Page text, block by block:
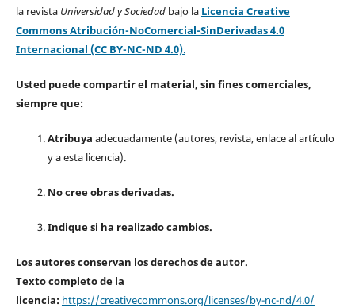
la revista Universidad y Sociedad bajo la Licencia Creative
Commons Atribución-NoComercial-SinDerivadas 4.0
Internacional (CC BY-NC-ND 4.0).
Usted puede compartir el material, sin fines comerciales,
siempre que:
Atribuya adecuadamente (autores, revista, enlace al artículo
y a esta licencia).
No cree obras derivadas.
Indique si ha realizado cambios.
Los autores conservan los derechos de autor.
Texto completo de la
licencia: https://creativecommons.org/licenses/by-nc-nd/4.0/